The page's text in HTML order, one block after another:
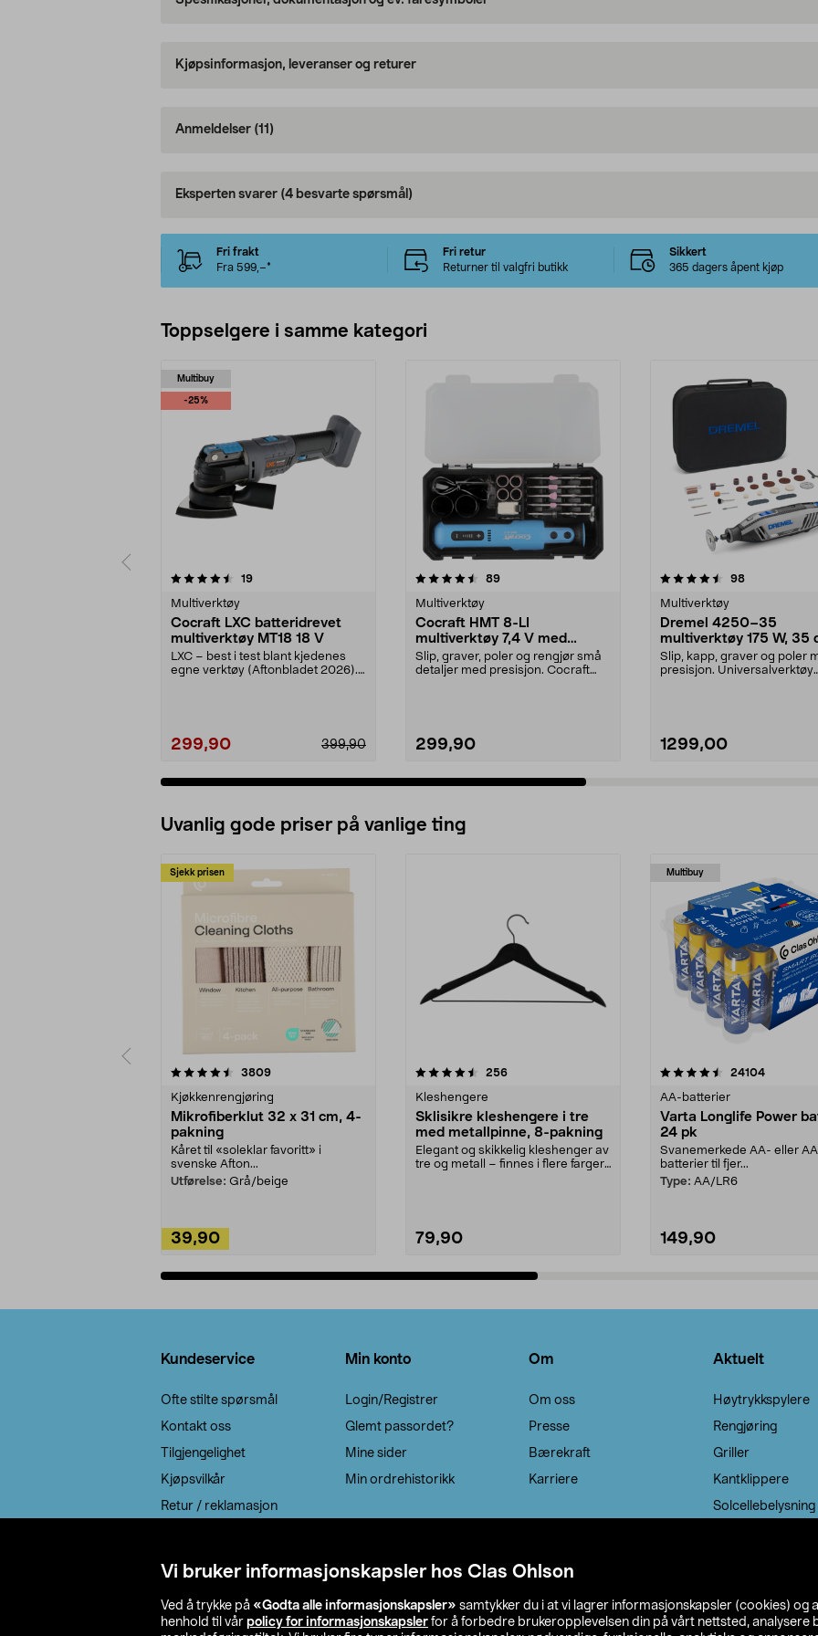
Vi bruker informasjonskapsler hos Clas Ohlson
Ved å trykke på «Godta alle informasjonskapsler» samtykker du i at vi lagrer informasjonskapsler (cookies) og
henhold til vår policy for informasjonskapsler for å forbedre brukeropplevelsen din på vårt nettsted, analysere
Kjøpsinformasjon, leveranser og returer
Anmeldelser (11)
Eksperten svarer (4 besvarte spørsmål)
Fri frakt
Fra 599,–*
Fri retur
Returner til valgfri butikk
Sikkert
365 dagers åpent kjøp
Toppselgere i samme kategori
Multibuy
-25%
19anmeldelser
Multiverktøy
Cocraft LXC batteridrevet
multiverktøy MT18 18 V
LXC – best i test blant kjedenes
egne verktøy (Aftonbladet 2026).
299,90 399,90
4.5 av 5 stjerner 89anmeldelser
Multiverktøy
Cocraft HMT 8-LI
multiverktøy 7,4 V med
tilbehør
Slip, graver, poler og rengjør små
detaljer med presisjon. Cocraft
299,90
4.5 av 5 stjerner 98anmeldelser
Multiverktøy
Dremel 4250–35
multiverktøy 175 W, 35
Slip, kapp, graver og poler
presisjon. Universalverktøy
1299,00
5.0 av 5 stjerner
Uvanlig gode priser på vanlige ting
Sjekk prisen
3809anmeldelser
Kjøkkenrengjøring
Mikrofiberklut 32 x 31 cm, 4-
pakning
Kåret til «soleklar favoritt» i
svenske Afton...
Utførelse: Grå/beige
39,90
4.5av 5 stjerner 256anmeldelser
Kleshengere
Sklisikre kleshengere i tre
med metallpinne, 8-pakning
Elegant og skikkelig kleshenger av
tre og metall – finnes i flere farger.
79,90
Multibuy
4.5av 5 stjerner 24104
AA-batterier
Varta Longlife Power
24 pk
Svanemerkede AA- eller
batterier til fjer...
Type: AA/LR6
149,90
4.5av 5 stjerner
Kundeservice
Ofte stilte spørsmål
Kontakt oss
Tilgjengelighet
Kjøpsvilkår
Retur / reklamasjon
Min konto
Login/Registrer
Glemt passordet?
Mine sider
Min ordrehistorikk
Om
Om oss
Presse
Bærekraft
Karriere
Aktuelt
Høytrykkspylere
Rengjøring
Griller
Kantklippere
Solcellebelysning